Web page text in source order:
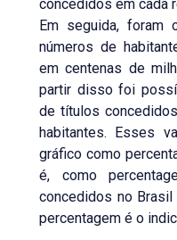
concedidos em cada
Em seguida,
números de
em centenas de
partir disso foi
de títulos
habitantes. Esses
gráfico como
é, como
concedidos no
percentagem é o